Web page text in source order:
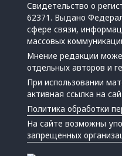
Свидетельство о
62371. Выдано
сфере связи,
массовых
Мнение редакции
отдельных авторов и
При использовании
активная ссылка на
Политика обработки
На сайте возможны
запрещенных